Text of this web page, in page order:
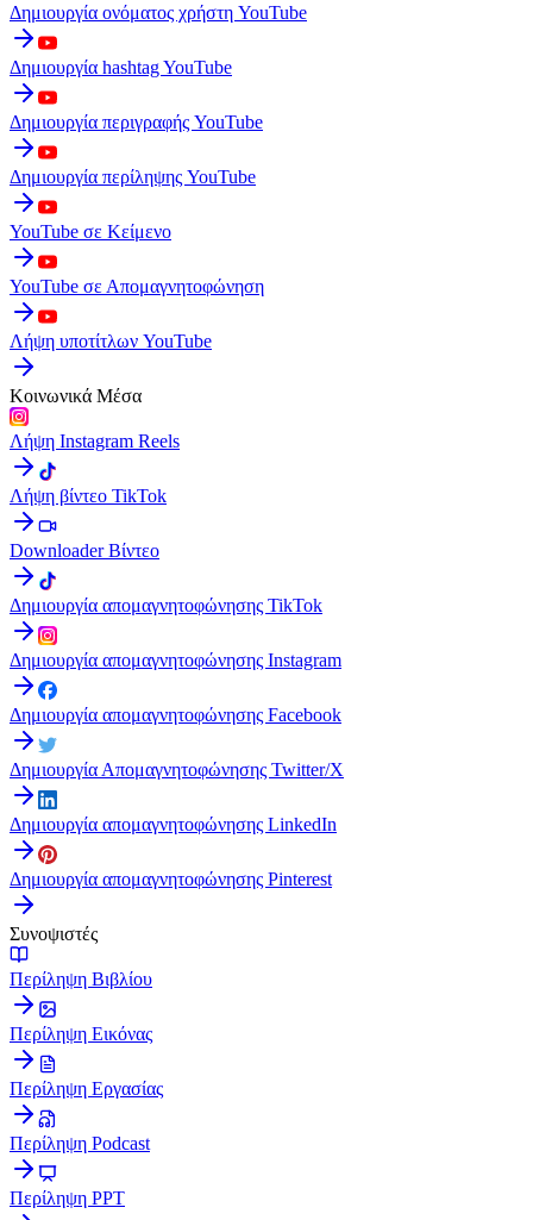
Δημιουργία ονόματος χρήστη YouTube
Δημιουργία hashtag YouTube
Δημιουργία περιγραφής YouTube
Δημιουργία περίληψης YouTube
YouTube σε Κείμενο
YouTube σε Απομαγνητοφώνηση
Λήψη υποτίτλων YouTube
Κοινωνικά Μέσα
Λήψη Instagram Reels
Λήψη βίντεο TikTok
Downloader Βίντεο
Δημιουργία απομαγνητοφώνησης TikTok
Δημιουργία απομαγνητοφώνησης Instagram
Δημιουργία απομαγνητοφώνησης Facebook
Δημιουργία Απομαγνητοφώνησης Twitter/X
Δημιουργία απομαγνητοφώνησης LinkedIn
Δημιουργία απομαγνητοφώνησης Pinterest
Συνοψιστές
Περίληψη Βιβλίου
Περίληψη Εικόνας
Περίληψη Εργασίας
Περίληψη Podcast
Περίληψη PPT